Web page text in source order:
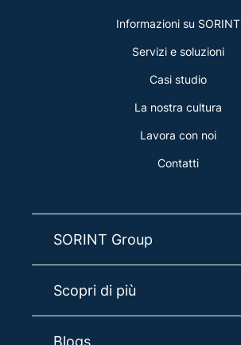
Informazioni su SORINT
Servizi e soluzioni
Casi studio
La nostra cultura
Lavora con noi
Contatti
SORINT Group
Scopri di più
Blogs